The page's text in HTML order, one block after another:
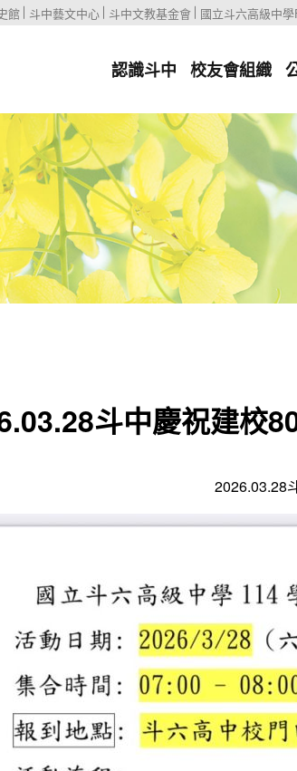
館 斗中藝文中心 斗中文教基金會 國立斗六高級中學
認識斗中 校友會組織
斗中慶祝建校
2026.03.28